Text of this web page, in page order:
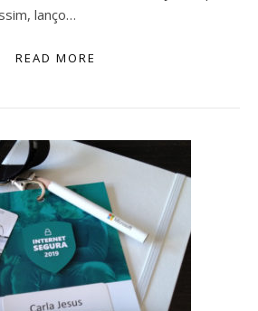
lanço…
READ MORE